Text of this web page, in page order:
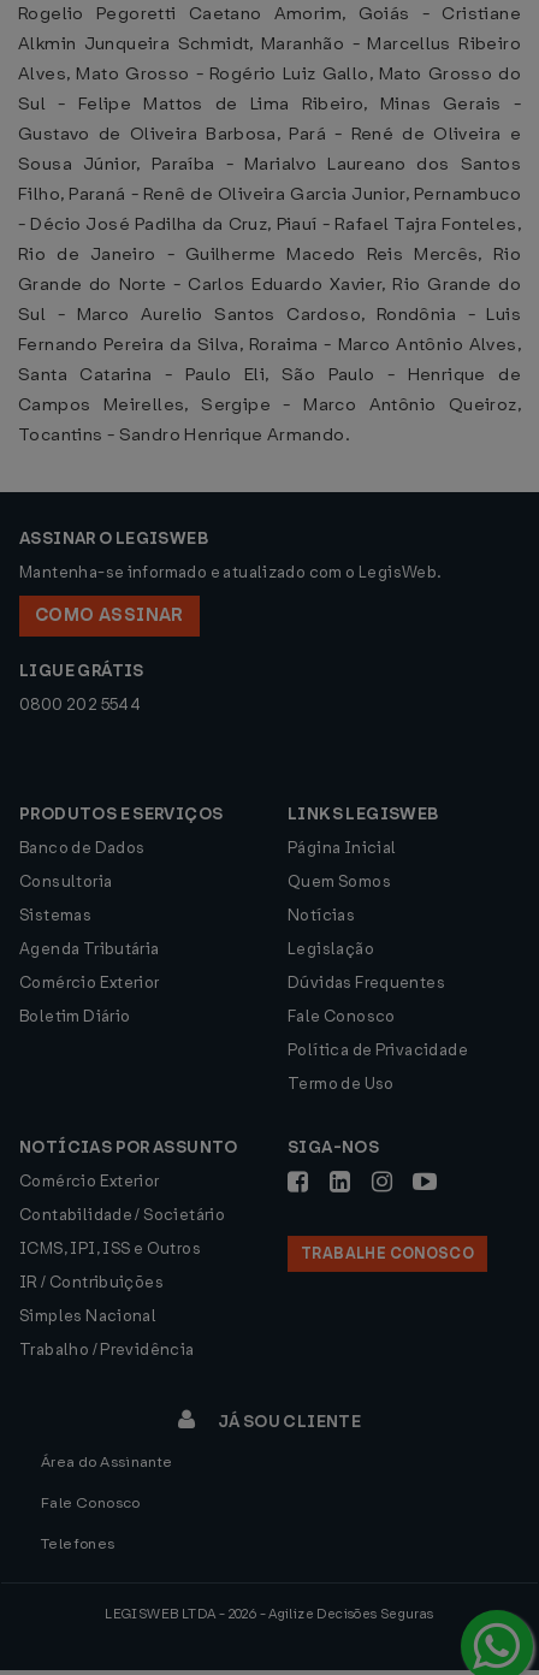
Rogelio Pegoretti Caetano Amorim, Goiás - Cristiane
Alkmin Junqueira Schmidt, Maranhão - Marcellus Ribeiro
Alves, Mato Grosso - Rogério Luiz Gallo, Mato Grosso do
Sul - Felipe Mattos de Lima Ribeiro, Minas Gerais -
Gustavo de Oliveira Barbosa, Pará - René de Oliveira e
Sousa Júnior, Paraíba - Marialvo Laureano dos Santos
Filho, Paraná - Renê de Oliveira Garcia Junior, Pernambuco
- Décio José Padilha da Cruz, Piauí - Rafael Tajra Fonteles,
Rio de Janeiro - Guilherme Macedo Reis Mercês, Rio
Grande do Norte - Carlos Eduardo Xavier, Rio Grande do
Sul - Marco Aurelio Santos Cardoso, Rondônia - Luis
Fernando Pereira da Silva, Roraima - Marco Antônio Alves,
Santa Catarina - Paulo Eli, São Paulo - Henrique de
Campos Meirelles, Sergipe - Marco Antônio Queiroz,
Tocantins - Sandro Henrique Armando.
ASSINAR O LEGISWEB
Mantenha-se informado e atualizado com o LegisWeb.
COMO ASSINAR
LIGUE GRÁTIS
0800 202 5544
PRODUTOS E SERVIÇOS
Banco de Dados
Consultoria
Sistemas
Agenda Tributária
Comércio Exterior
Boletim Diário
LINKS LEGISWEB
Página Inicial
Quem Somos
Notícias
Legislação
Dúvidas Frequentes
Fale Conosco
Política de Privacidade
Termo de Uso
NOTÍCIAS POR ASSUNTO
Comércio Exterior
Contabilidade / Societário
ICMS, IPI, ISS e Outros
IR / Contribuições
Simples Nacional
Trabalho / Previdência
SIGA-NOS
TRABALHE CONOSCO
JÁ SOU CLIENTE
Área do Assinante
Fale Conosco
Telefones
LEGISWEB LTDA - 2026 - Agilize Decisões Seguras